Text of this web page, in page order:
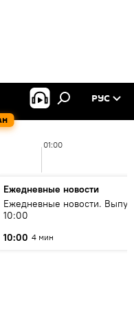
РУС
01:00
Ежедневные новости
Ежедневные новости.
10:00
10:00 4 мин